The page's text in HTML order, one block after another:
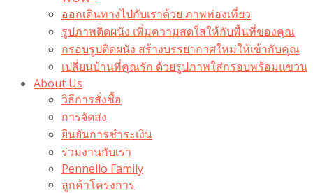
ออกเดินทางไปกับเราด้วย ภาพท่องเที่ยว
รูปภาพติดผนัง เพิ่มความสดใสให้กับพื้นที่ของคุณ
กรอบรูปติดผนัง สร้างบรรยากาศใหม่ให้เข้ากับคุณ
เปลี่ยนบ้านที่คุณรัก ด้วยรูปภาพใส่กรอบพร้อมแขวน​
About Us
วิธีการสั่งซื้อ
การจัดส่ง
ยืนยันการชำระเงิน
ร่วมงานกับเรา
Pennello Family
ลูกค้าโครงการ